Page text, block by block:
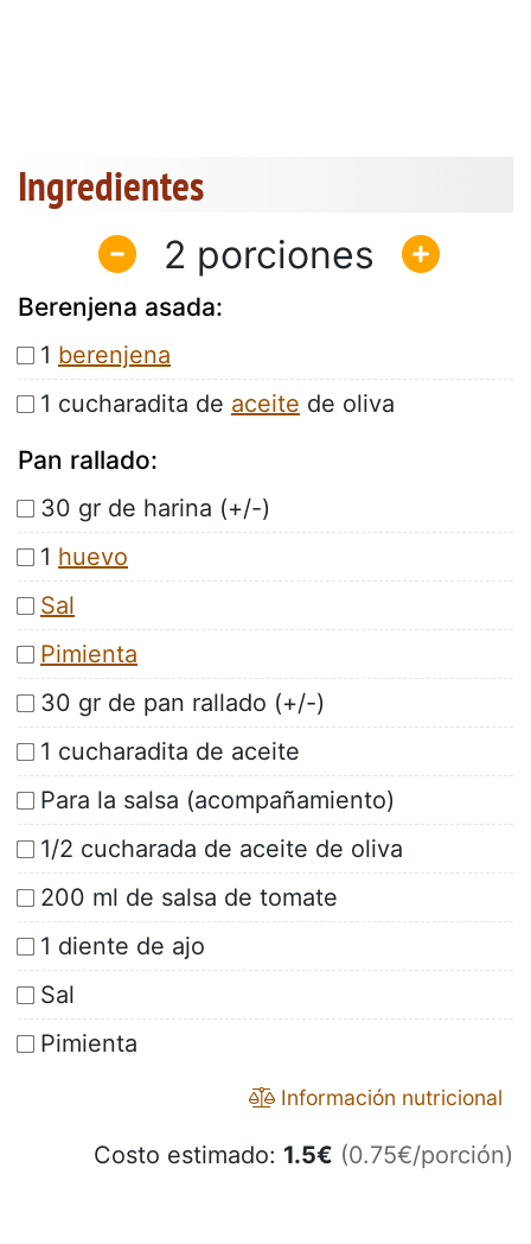
Ingredientes
2
Berenjena asada:
1 berenjena
1 cucharadita de aceite de oliva
Pan rallado:
30 gr de harina (+/-)
1 huevo
Sal
Pimienta
30 gr de pan rallado (+/-)
1 cucharadita de aceite
Para la salsa (acompañamiento)
1/2 cucharada de aceite de oliva
200 ml de salsa de tomate
1 diente de ajo
Sal
Pimienta
Información nutricional
Costo estimado: 1.5€ (0.75€/porción)